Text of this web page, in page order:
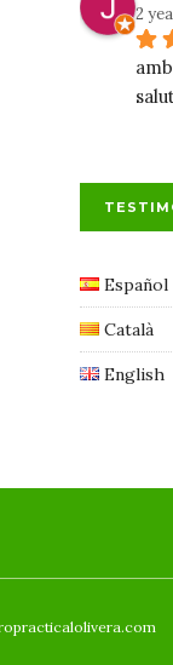
2
Español
Català
English